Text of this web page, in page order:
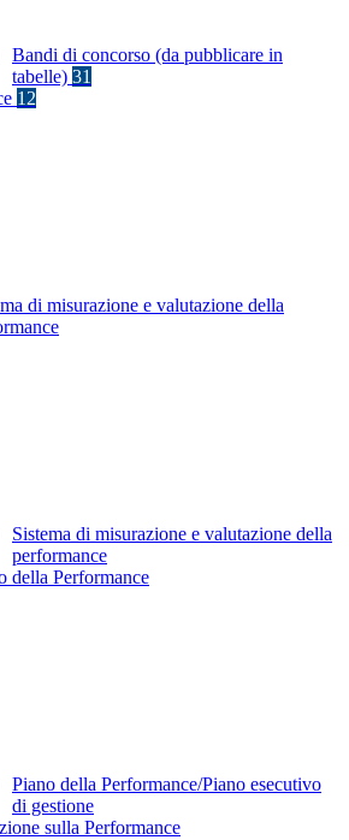
Bandi di concorso (da pubblicare in
tabelle) 31
12
di misurazione e valutazione della
Sistema di misurazione e valutazione della
performance
della Performance
Piano della Performance/Piano esecutivo
di gestione
sulla Performance